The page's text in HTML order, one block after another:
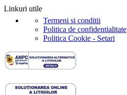
Linkuri utile
Termeni si conditii
Politica de confidentialitate
Politica Cookie - Setari